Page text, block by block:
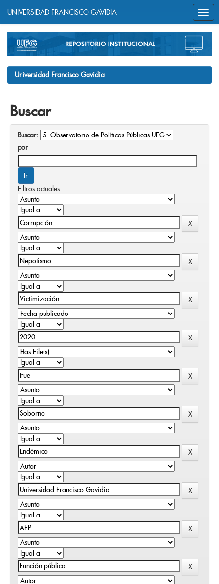
navigation
UNIVERSIDAD FRANCISCO GAVIDIA
Universidad Francisco Gavidia
Buscar
Buscar:
por
Filtros actuales: